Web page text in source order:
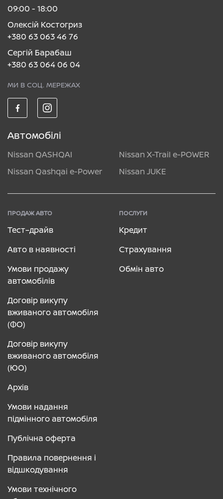
09:00 - 18:00
Олексій Костогриз
+380 63 063 46 76
Сергій Барабаш
+380 63 064 06 04
МИ В СОЦ. МЕРЕЖАХ
Автомобілі
Nissan QASHQAI
Nissan X-Trail e-POWER
Nissan Qashqai e-Power
Nissan JUKE
ПРОДАЖ АВТО
Тест–драйв
Авто в наявності
Умови продажу
автомобілів
Договір викупу
вживаного автомобіля
(ФО)
Договір викупу
вживаного автомобіля
(ЮО)
Архів
Умови надання
підмінного автомобіля
Публічна оферта
Правила повернення і
відшкодування
Умови технічного
ПОСЛУГИ
Кредит
Страхування
Обмін авто